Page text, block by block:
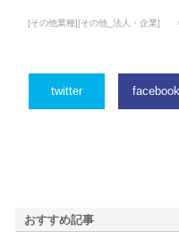
[その他業種][その他_法人・企業]
twitter facebook
おすすめ記事